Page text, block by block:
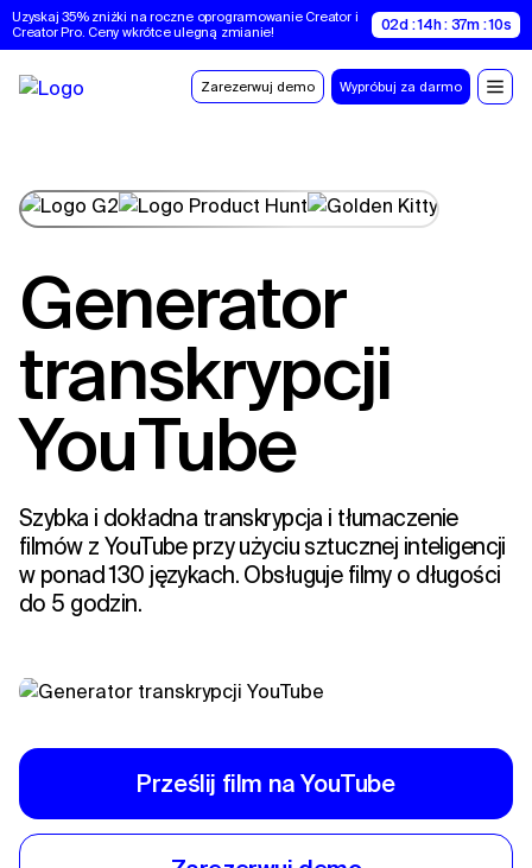
Uzyskaj 35% zniżki na roczne oprogramowanie Creator i
Creator Pro. Ceny wkrótce ulegną zmianie!
02d : 14h : 37m : 10s
Zarezerwuj demo Wypróbuj za darmo
Generator
transkrypcji
YouTube
Szybka i dokładna transkrypcja i tłumaczenie
filmów z YouTube przy użyciu sztucznej inteligencji
w ponad 130 językach. Obsługuje filmy o długości
do 5 godzin.
Prześlij film na YouTube